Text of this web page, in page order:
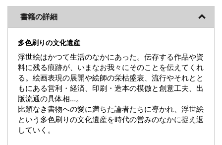
書籍の詳細
多色刷りの文化遺産
浮世絵はかつて生活のなかにあった。伝存する作品や資
料に残る痕跡が、いまなお我々にそのことを伝えてくれ
る。絵画表現の展開や絵師の栄枯盛衰、流行やそれとと
もにある営利・経済、印刷・造本の模倣と創意工夫、出
版流通の具体相…。
比類なき書物への愛に満ちた論者たちに導かれ、浮世絵
という多色刷りの文化遺産を時代の営みのなかに捉え返
していく。